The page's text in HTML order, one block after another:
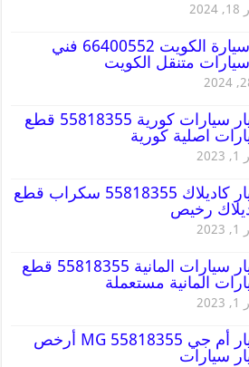
تظليل سيارة الكويت 66400552 فني
متنقل الكويت
قطع غيار سيارات كورية 55818355 قطع
اصلية كورية
قطع غيار كاديلاك 55818355 سكراب قطع
رخيص
قطع غيار سيارات المانية 55818355 قطع
المانية مستعملة
قطع غيار أم جي MG 55818355 أرخص
سيارات